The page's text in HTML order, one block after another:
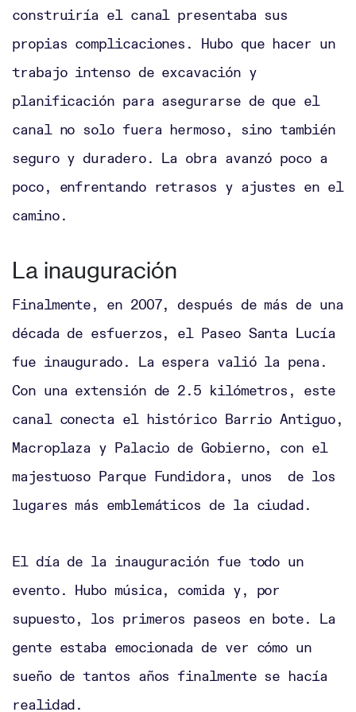
construiría el canal presentaba sus
propias complicaciones. Hubo que hacer un
trabajo intenso de excavación y
planificación para asegurarse de que el
canal no solo fuera hermoso, sino también
seguro y duradero. La obra avanzó poco a
poco, enfrentando retrasos y ajustes en el
camino.
La inauguración
Finalmente, en 2007, después de más de una
década de esfuerzos, el Paseo Santa Lucía
fue inaugurado. La espera valió la pena.
Con una extensión de 2.5 kilómetros, este
canal conecta el histórico Barrio Antiguo,
Macroplaza y Palacio de Gobierno, con el
majestuoso Parque Fundidora, unos de los
lugares más emblemáticos de la ciudad.
El día de la inauguración fue todo un
evento. Hubo música, comida y, por
supuesto, los primeros paseos en bote. La
gente estaba emocionada de ver cómo un
sueño de tantos años finalmente se hacía
realidad.